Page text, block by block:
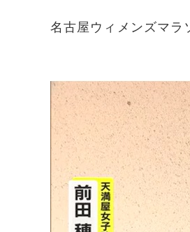
名古屋ウィメンズマラ